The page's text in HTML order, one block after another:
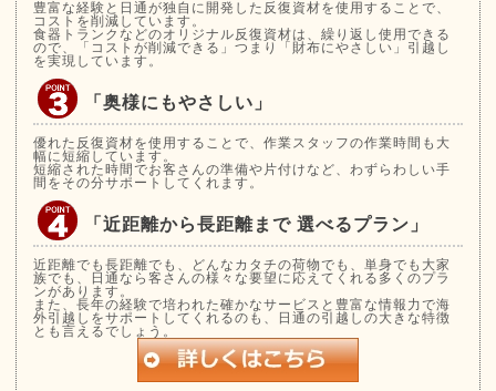
豊富な経験と日通が独自に開発した反復資材を使用することで、
コストを削減しています。
食器トランクなどのオリジナル反復資材は、繰り返し使用できる
ので、「コストが削減できる」つまり「財布にやさしい」引越し
を実現しています。
「奥様にもやさしい」
優れた反復資材を使用することで、作業スタッフの作業時間も大
幅に短縮しています。
短縮された時間でお客さんの準備や片付けなど、わずらわしい手
間をその分サポートしてくれます。
「近距離から長距離まで 選べるプラン」
近距離でも長距離でも、どんなカタチの荷物でも、単身でも大家
族でも、日通なら客さんの様々な要望に応えてくれる多くのプラ
ンがあります。
また、長年の経験で培われた確かなサービスと豊富な情報力で海
外引越しをサポートしてくれるのも、日通の引越しの大きな特徴
とも言えるでしょう。